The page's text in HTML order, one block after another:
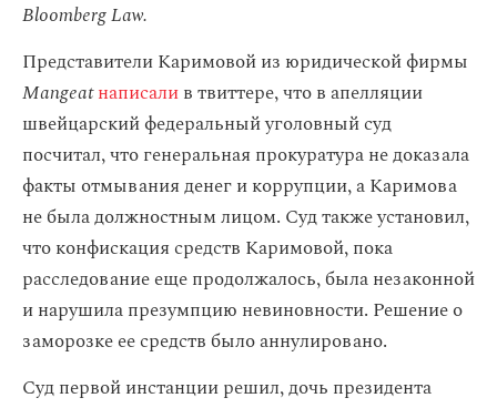
Bloomberg Law.
Представители Каримовой из юридической фирмы
Mangeatнаписалив твиттере, что в апелляции
швейцарский федеральный уголовный суд
посчитал, что генеральная прокуратура не доказала
факты отмывания денег и коррупции, а Каримова
не была должностным лицом. Суд также установил,
что конфискация средств Каримовой, пока
расследование еще продолжалось, была незаконной
и нарушила презумпцию невиновности. Решение о
заморозке ее средств было аннулировано.
Суд первой инстанции решил, дочь президента